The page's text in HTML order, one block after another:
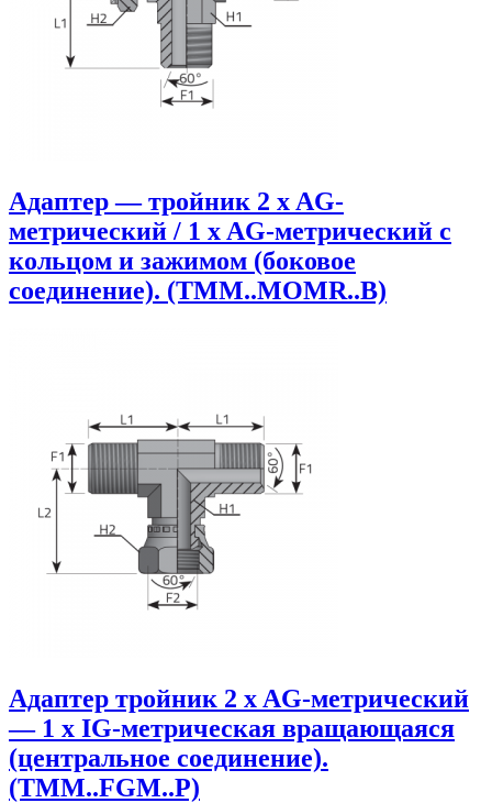
Адаптер — тройник 2 x AG-
метрический / 1 x AG-метрический с
кольцом и зажимом (боковое
соединение). (TMM..MOMR..B)
Адаптер тройник 2 x AG-метрический
— 1 x IG-метрическая вращающаяся
(центральное соединение).
(TMM..FGM..P)